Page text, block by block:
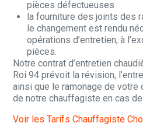
pièces défectueuses
la fourniture des joints des
le changement est rendu
opérations d’entretien, à
pièces.
Notre contrat d’entretien
Roi 94 prévoit la révision,
ainsi que le ramonage de votre
de notre chauffagiste en cas de
Voir les Tarifs Chauffagiste